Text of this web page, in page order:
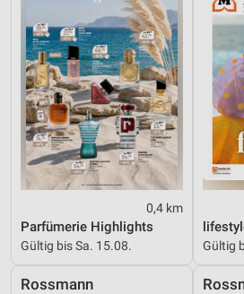
0,4 km
Parfümerie Highlights
Gültig bis Sa. 15.08. Gültig
Rossmann
Performance
Funktional
Werbung